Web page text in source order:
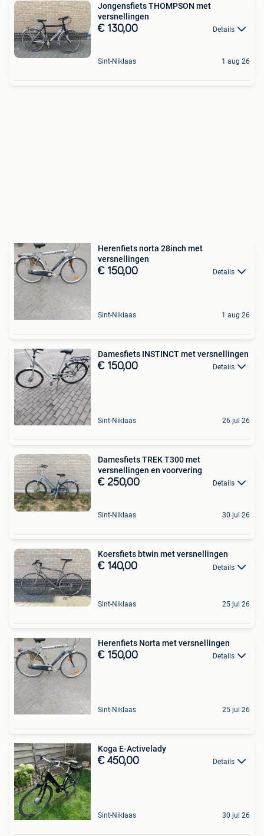
Jongensfiets THOMPSON met
versnellingen
€ 130,00 Details
Sint-Niklaas 1 aug 26
Herenfiets norta 28inch met
versnellingen
€ 150,00 Details
Sint-Niklaas 1 aug 26
Damesfiets INSTINCT met versnellingen
€ 150,00 Details
Sint-Niklaas 26 jul 26
Damesfiets TREK T300 met
versnellingen en voorvering
€ 250,00 Details
Sint-Niklaas 30 jul 26
Koersfiets btwin met versnellingen
€ 140,00 Details
Sint-Niklaas 25 jul 26
Herenfiets Norta met versnellingen
€ 150,00 Details
Sint-Niklaas 25 jul 26
Koga E-Activelady
€ 450,00 Details
Sint-Niklaas 30 jul 26